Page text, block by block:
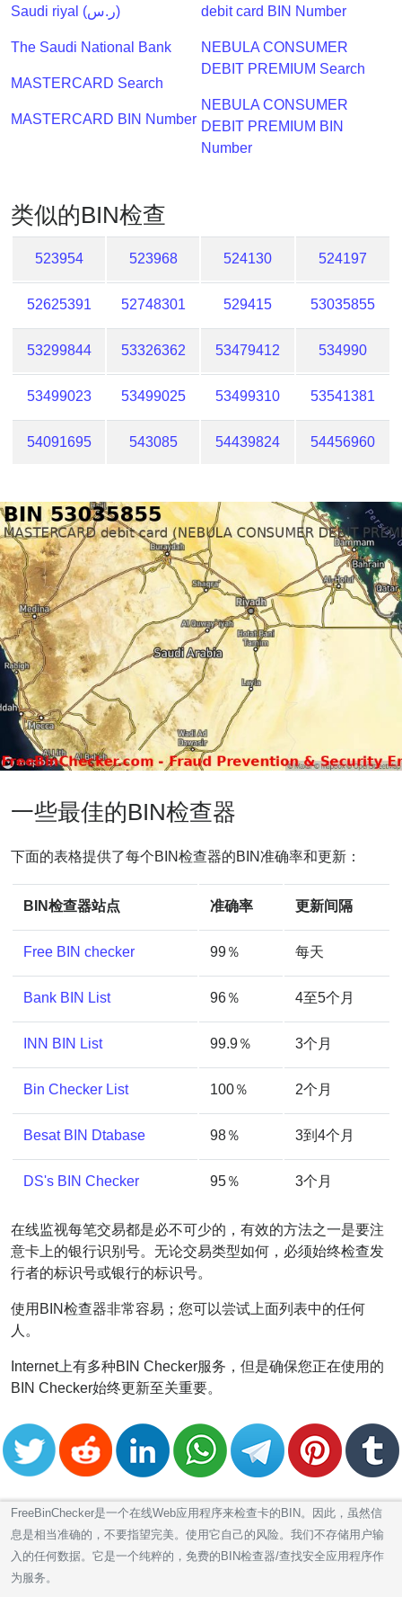
IP
BIN
/
Saudi riyal (ر.س)
The Saudi National Bank
MASTERCARD Search
MASTERCARD BIN Number
debit card BIN Number
NEBULA CONSUMER
DEBIT PREMIUM Search
NEBULA CONSUMER
DEBIT PREMIUM BIN
Number
类似的BIN检查
523954 523968 524130 524197
52625391 52748301 529415 53035855
53299844 53326362 53479412 534990
53499023 53499025 53499310 53541381
54091695 543085 54439824 54456960
一些最佳的BIN检查器
下面的表格提供了每个BIN检查器的BIN准确率和更新：
BIN检查器站点 准确率 更新间隔
Free BIN checker 99％ 每天
Bank BIN List 96％ 4至5个月
INN BIN List 99.9％ 3个月
Bin Checker List 100％ 2个月
Besat BIN Dtabase 98％ 3到4个月
DS's BIN Checker 95％ 3个月
在线监视每笔交易都是必不可少的，有效的方法之一是要注
意卡上的银行识别号。无论交易类型如何，必须始终检查发
行者的标识号或银行的标识号。
使用BIN检查器非常容易；您可以尝试上面列表中的任何
人。
Internet上有多种BIN Checker服务，但是确保您正在使用的
BIN Checker始终更新至关重要。
FreeBinChecker是一个在线Web应用程序来检查卡的BIN。因此，虽然信
息是相当准确的，不要指望完美。使用它自己的风险。我们不存储用户输
入的任何数据。它是一个纯粹的，免费的BIN检查器/查找安全应用程序作
为服务。